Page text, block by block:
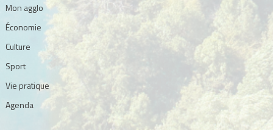
Mon agglo
Économie
Culture
Sport
Vie pratique
Agenda